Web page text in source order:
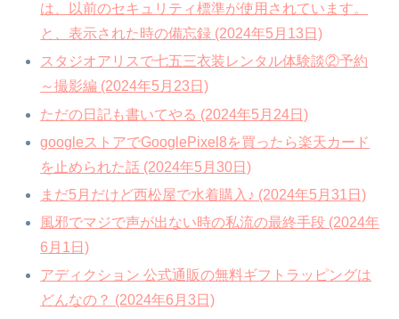
は、以前のセキュリティ標準が使用されています。
と、表示された時の備忘録 (2024年5月13日)
スタジオアリスで七五三衣装レンタル体験談②予約
～撮影編 (2024年5月23日)
ただの日記も書いてやる (2024年5月24日)
googleストアでGooglePixel8を買ったら楽天カード
を止められた話 (2024年5月30日)
まだ5月だけど西松屋で水着購入♪ (2024年5月31日)
風邪でマジで声が出ない時の私流の最終手段 (2024年
6月1日)
アディクション 公式通販の無料ギフトラッピングは
どんなの？ (2024年6月3日)